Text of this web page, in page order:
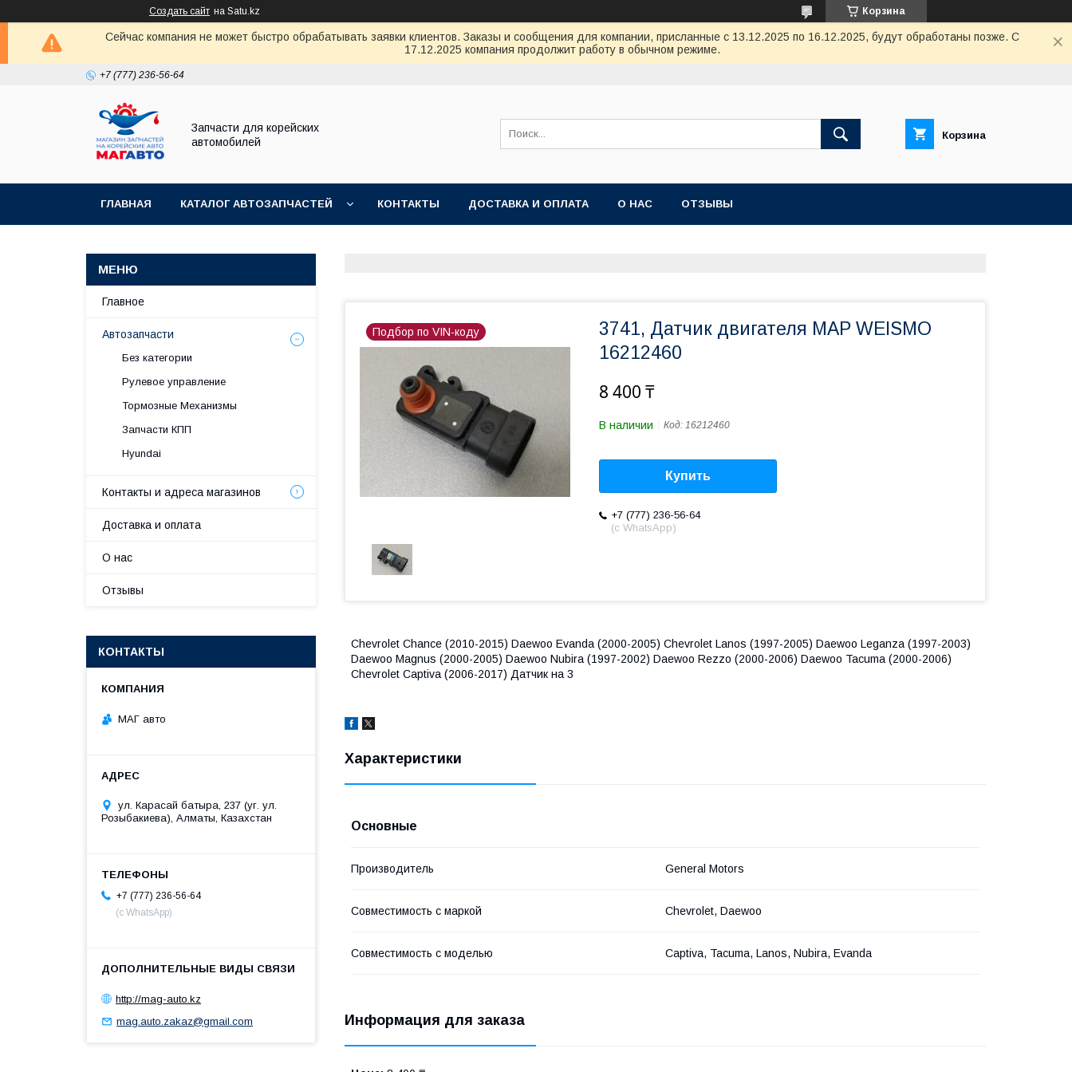
Создать сайт на Satu.kz Корзина
Сейчас компания не может быстро обрабатывать заявки клиентов. Заказы и сообщения для компании, присланные с 13.12.2025 по 16.12.2025, будут обработаны позже. С
17.12.2025 компания продолжит работу в обычном режиме.
+7 (777) 236-56-64
Запчасти для корейских
автомобилей
Корзина
ГЛАВНАЯ КАТАЛОГ АВТОЗАПЧАСТЕЙ КОНТАКТЫ ДОСТАВКА И ОПЛАТА О НАС ОТЗЫВЫ
Подбор по VIN-коду
3741, Датчик двигателя MAP WEISMO
16212460
8 400 ₸
В наличии Код: 16212460
Купить
+7 (777) 236-56-64
(с WhatsApp)
Chevrolet Chance (2010-2015) Daewoo Evanda (2000-2005) Chevrolet Lanos (1997-2005) Daewoo Leganza (1997-2003)
Daewoo Magnus (2000-2005) Daewoo Nubira (1997-2002) Daewoo Rezzo (2000-2006) Daewoo Tacuma (2000-2006)
Chevrolet Captiva (2006-2017) Датчик на 3
Характеристики
Основные
Производитель General Motors
Совместимость с маркой Chevrolet, Daewoo
Совместимость с моделью Captiva, Tacuma, Lanos, Nubira, Evanda
Информация для заказа
Главное
Автозапчасти
Без категории
Рулевое управление
Тормозные Механизмы
Запчасти КПП
Hyundai
Контакты и адреса магазинов
Доставка и оплата
О нас
Отзывы
КОНТАКТЫ
МАГ авто
ул. Карасай батыра, 237 (уг. ул.
Розыбакиева), Алматы, Казахстан
+7 (777) 236-56-64
(с WhatsApp)
http://mag-auto.kz
mag.auto.zakaz@gmail.com